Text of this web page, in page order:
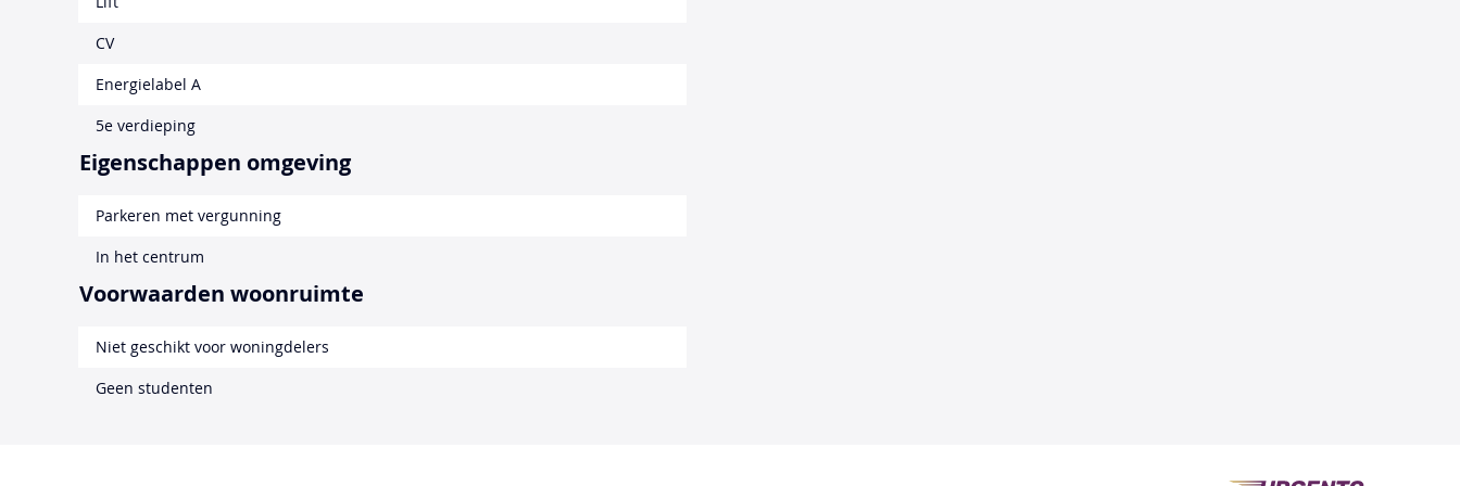
CV
Energielabel A
5e verdieping
Eigenschappen omgeving
Parkeren met vergunning
In het centrum
Voorwaarden woonruimte
Niet geschikt voor woningdelers
Geen studenten